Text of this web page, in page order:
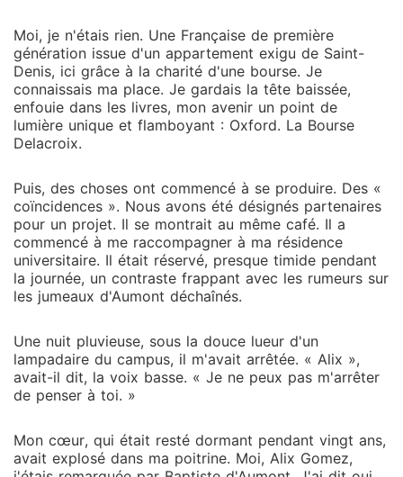
Moi, je n'étais rien. Une Française de première
génération issue d'un appartement exigu de Saint-
Denis, ici grâce à la charité d'une bourse. Je
connaissais ma place. Je gardais la tête baissée,
enfouie dans les livres, mon avenir un point de
lumière unique et flamboyant : Oxford. La Bourse
Delacroix.
Puis, des choses ont commencé à se produire. Des «
coïncidences ». Nous avons été désignés partenaires
pour un projet. Il se montrait au même café. Il a
commencé à me raccompagner à ma résidence
universitaire. Il était réservé, presque timide pendant
la journée, un contraste frappant avec les rumeurs sur
les jumeaux d'Aumont déchaînés.
Une nuit pluvieuse, sous la douce lueur d'un
lampadaire du campus, il m'avait arrêtée. « Alix »,
avait-il dit, la voix basse. « Je ne peux pas m'arrêter
de penser à toi. »
Mon cœur, qui était resté dormant pendant vingt ans,
avait explosé dans ma poitrine. Moi, Alix Gomez,